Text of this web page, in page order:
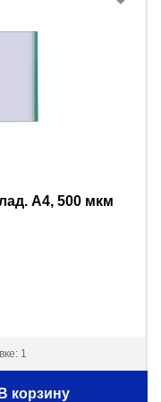
A4, 500 мкм
1
В корзину